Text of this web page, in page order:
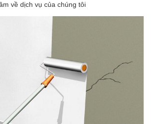
về dịch vụ của chúng tôi